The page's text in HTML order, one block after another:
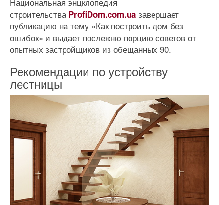
строительства ProfiDom.com.ua завершает
публикацию на тему «Как построить дом без
ошибок» и выдает послежню порцию советов от
опытных застройщиков из обещанных 90.
Рекомендации по устройству
лестницы